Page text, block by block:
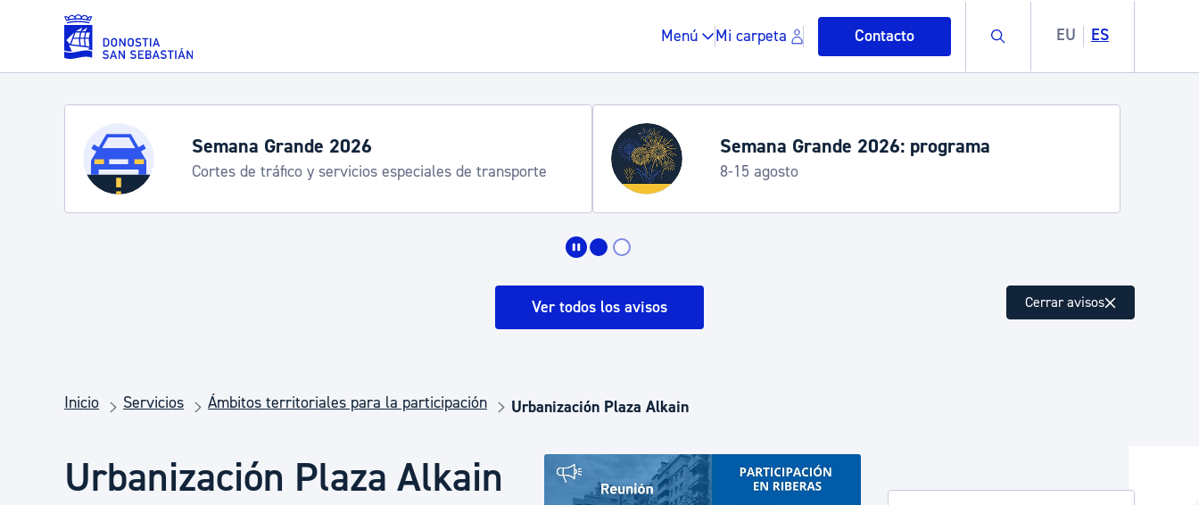
Saltar al contenido principal
Menú Mi carpeta Contacto Buscar EU ES
Servicios
Padrón y asuntos personales
Espacio público, residuos y medioambiente
Seguridad ciudadana y emergencias Euskera
Salud Pública, animales y consumo Desarrollo económico y empleo
Semana Grande 2026
Cortes de tráfico y servicios especiales de transporte
Semana Grande 2026: programa
8-15 agosto
Ver todos los avisos Cerrar avisos
Inicio Servicios Ámbitos territoriales para la participación Urbanización Plaza Alkain
Urbanización Plaza Alkain